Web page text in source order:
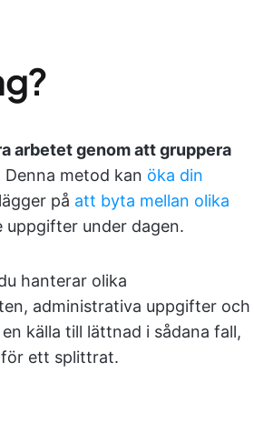
arbetet genom att gruppera
Denna metod kan öka din
på att byta mellan olika
uppgifter under dagen.
hanterar olika
administrativa uppgifter och
källa till lättnad i sådana fall,
ett splittrat.